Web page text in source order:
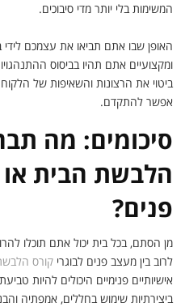
המשימות בלי יותר מדי סיבוכים.
האופן שבו אתם תביאו את עצמכם
ומקצועיים אתם תהיו בביסוס
ביטוי את הרצונות והשאיפות של
אפשר להתקדם.
סיכומים: מה
הלבשת הבית או
פנים?
מן הסתם, בכל בית יכול אתם תוכלו
לרוב בין מעצב פנים לבוגרי קורס
אישיותיים פנימיים היכולים להיות
ביצירתיות שימוש בחללים, אמפתיה